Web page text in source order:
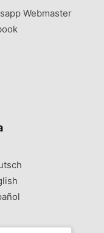
Webmaster